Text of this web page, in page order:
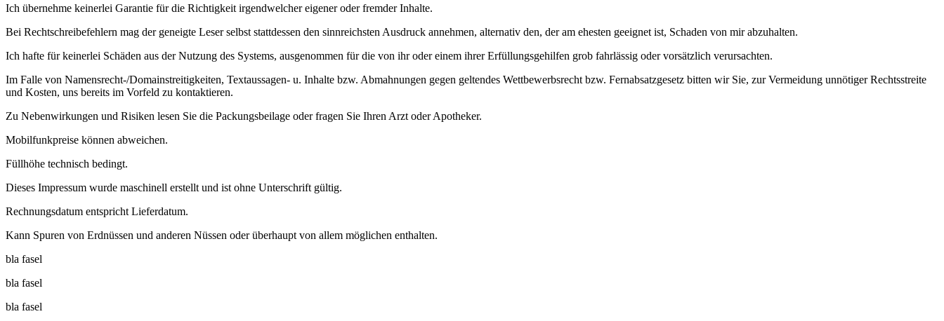
Ich übernehme keinerlei Garantie für die Richtigkeit irgendwelcher eigener oder fremder Inhalte.
Bei Rechtschreibefehlern mag der geneigte Leser selbst stattdessen den sinnreichsten Ausdruck annehmen, alternativ den, der am ehesten geeignet ist, Schaden von mir abzuhalten.
Ich hafte für keinerlei Schäden aus der Nutzung des Systems, ausgenommen für die von ihr oder einem ihrer Erfüllungsgehilfen grob fahrlässig oder vorsätzlich verursachten.
Im Falle von Namensrecht-/Domainstreitigkeiten, Textaussagen- u. Inhalte bzw. Abmahnungen gegen geltendes Wettbewerbsrecht bzw. Fernabsatzgesetz bitten wir Sie, zur Vermeidung unnötiger Rechtsstreite
und Kosten, uns bereits im Vorfeld zu kontaktieren.
Zu Nebenwirkungen und Risiken lesen Sie die Packungsbeilage oder fragen Sie Ihren Arzt oder Apotheker.
Mobilfunkpreise können abweichen.
Füllhöhe technisch bedingt.
Dieses Impressum wurde maschinell erstellt und ist ohne Unterschrift gültig.
Rechnungsdatum entspricht Lieferdatum.
Kann Spuren von Erdnüssen und anderen Nüssen oder überhaupt von allem möglichen enthalten.
bla fasel
bla fasel
bla fasel